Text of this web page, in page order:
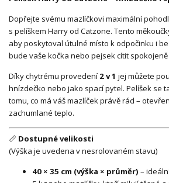
Dopřejte svému mazlíčkovi maximální
s pelíškem Harry od Catzone. Tento
aby poskytoval útulné místo k odpočinku i
bude vaše kočka nebo pejsek cítit spokojeně
Díky chytrému provedení 2 v 1 jej můžete
hnízdečko nebo jako spací pytel. Pelíšek se
tomu, co má váš mazlíček právě rád –
zachumlané teplo.
📏 Dostupné velikosti
(Výška je uvedena v nesrolovaném stavu)
40 × 35 cm (výška × průměr) –